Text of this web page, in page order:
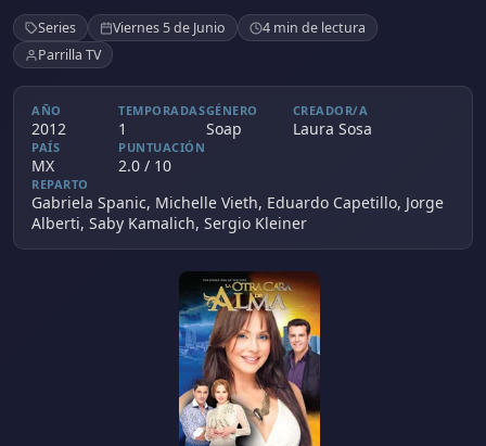
La Otra Cara
Series Viernes 5 de Junio
4 min de lectura
Parrilla TV
AÑO
2012
TEMPORADAS
1
GÉNERO
Soap
CREADOR/A
Laura Sosa
PAÍS
MX
PUNTUACIÓN
2.0 / 10
REPARTO
Gabriela Spanic, Michelle Vieth, Eduardo Capetillo, Jorge
Alberti, Saby Kamalich, Sergio Kleiner